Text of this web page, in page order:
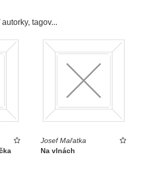
tagov...
Josef Mařatka
Na vlnách